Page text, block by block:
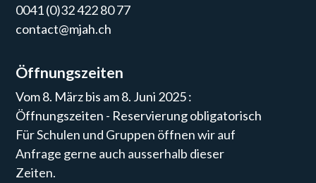
0041 (0)32 422 80 77
contact@mjah.ch
Öffnungszeiten
Vom 8. März bis am 8. Juni 2025 :
Öffnungszeiten - Reservierung obligatorisch
Für Schulen und Gruppen öffnen wir auf
Anfrage gerne auch ausserhalb dieser
Zeiten.